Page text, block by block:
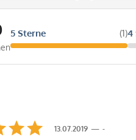
5 Sterne (1)4
-
13.07.2019